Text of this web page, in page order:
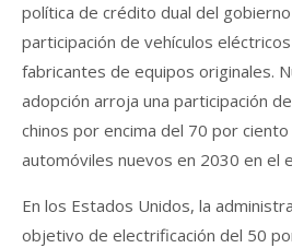
política de crédito dual del
participación de vehículos
fabricantes de equipos originales.
adopción arroja una participación
chinos por encima del 70 por
automóviles nuevos en 2030 en el
En los Estados Unidos, la
objetivo de electrificación del 50